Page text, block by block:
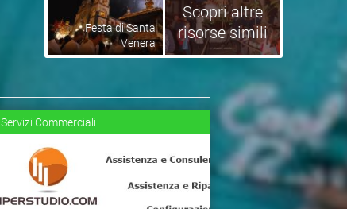
Festa di Santa
Venera
Scopri altre
risorse simili
Servizi Commerciali